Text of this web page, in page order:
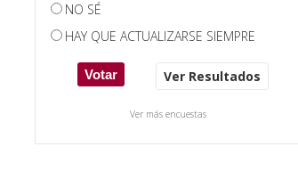
NO SÉ
HAY QUE ACTUALIZARSE SIEMPRE
Ver Resultados
Ver más encuestas